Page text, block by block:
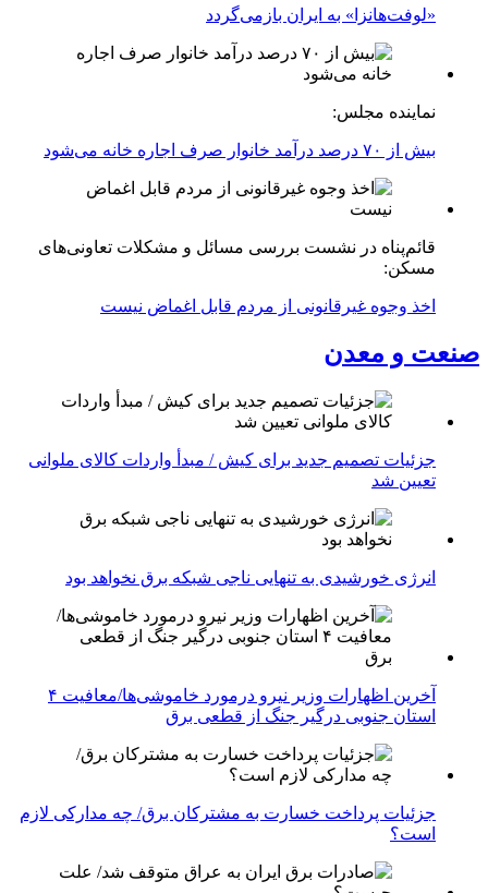
«لوفت‌هانزا» به ایران بازمی‌گردد
نماینده مجلس:
بیش از ۷۰ درصد درآمد خانوار صرف اجاره خانه می‌شود
قائم‌پناه در نشست بررسی مسائل و مشکلات تعاونی‌های
مسکن:
اخذ وجوه غیرقانونی از مردم قابل اغماض نیست
صنعت و معدن
جزئیات تصمیم جدید برای کیش / مبدأ واردات کالای ملوانی
تعیین شد
انرژی خورشیدی به تنهایی ناجی شبکه برق نخواهد بود
آخرین اظهارات وزیر نیرو درمورد خاموشی‌ها/معافیت ۴
استان جنوبی درگیر جنگ از قطعی برق
جزئیات پرداخت خسارت به مشترکان برق/ چه مدارکی لازم
است؟